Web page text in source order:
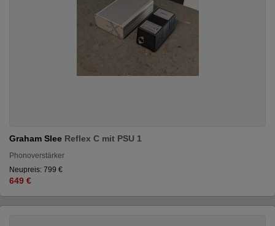
Graham Slee Reflex C mit PSU 1
Phonoverstärker
Neupreis: 799 €
649 €